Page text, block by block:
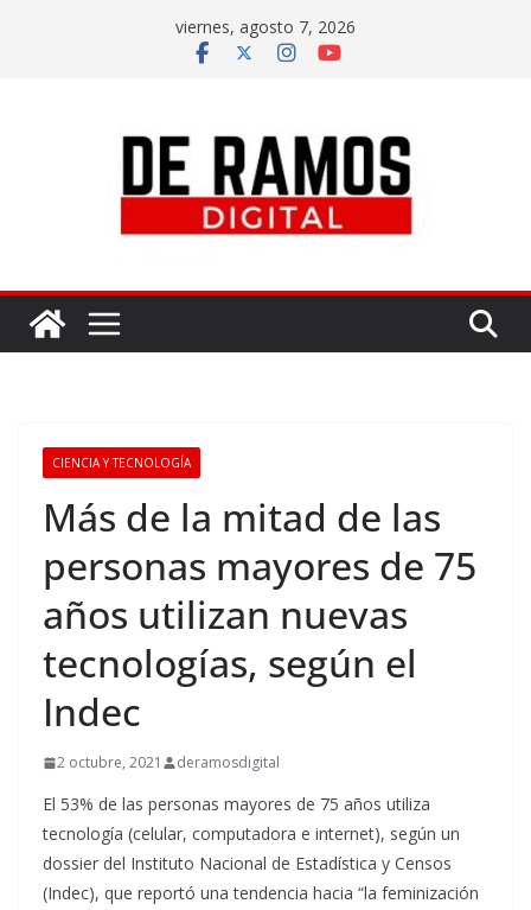
viernes, agosto 7, 2026
CIENCIA Y TECNOLOGÍA
Más de la mitad de las
personas mayores de 75
años utilizan nuevas
tecnologías, según el
Indec
2 octubre, 2021 deramosdigital
El 53% de las personas mayores de 75 años utiliza
tecnología (celular, computadora e internet), según un
dossier del Instituto Nacional de Estadística y Censos
(Indec), que reportó una tendencia hacia “la feminización